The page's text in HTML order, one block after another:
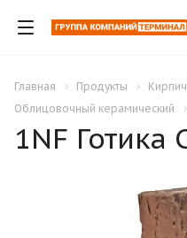
Главная Продукты
Облицовочный керамический
1NF Готика